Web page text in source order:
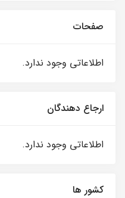
صفحات
اطلاعاتی وجود ندارد.
ارجاع دهندگان
اطلاعاتی وجود ندارد.
کشور ها